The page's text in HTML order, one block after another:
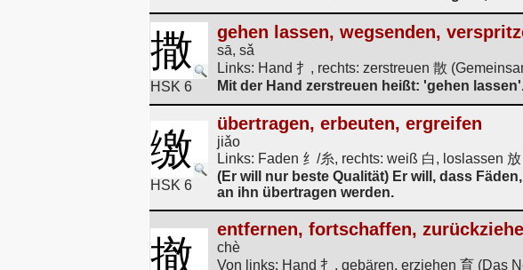
撒
HSK 6
gehen lassen, wegsenden,
sā, sǎ
Links: Hand 扌, rechts: zerstreuen 散
Mit der Hand zerstreuen heißt: 'gehen
缴
HSK 6
übertragen, erbeuten, ergreifen
jiǎo
Links: Faden 纟/糸, rechts: weiß 白, loslassen
(Er will nur beste Qualität) Er will, dass
an ihn übertragen werden.
撤
entfernen, fortschaffen,
chè
Von links: Hand 扌, gebären, erziehen 育 (Das